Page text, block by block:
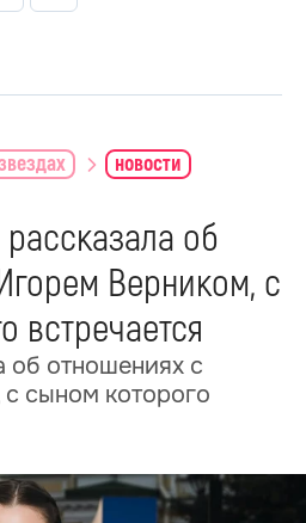
новости
об
Верником, с
встречается
об отношениях с
сыном которого